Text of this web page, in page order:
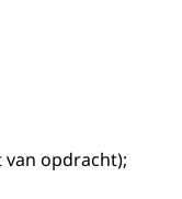
opdracht);